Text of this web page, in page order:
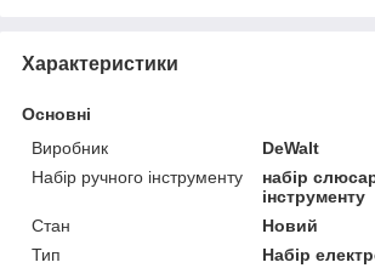
Характеристики
Основні
Виробник
DeWalt
Набір ручного інструменту
набір
інструменту
Стан
Новий
Тип
Набір